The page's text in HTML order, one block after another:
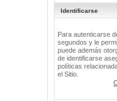
Identificarse
Para autenticarse
segundos y le
puede además
de identificarse
políticas
el Sitio.